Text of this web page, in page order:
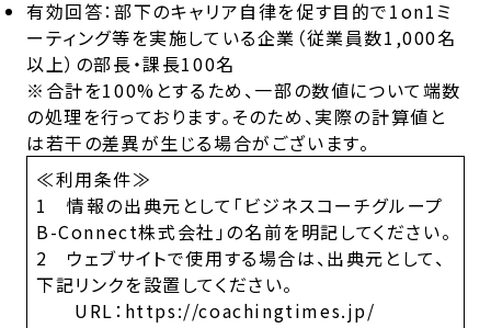
有効回答：部下のキャリア自律を促す目的で1on1ミ
ーティング等を実施している企業（従業員数1,000名
以上）の部長・課長100名
※合計を100%とするため、一部の数値について端数
の処理を行っております。そのため、実際の計算値と
は若干の差異が生じる場合がございます。
≪利用条件≫
1 情報の出典元として「ビジネスコーチグループ
B-Connect株式会社」の名前を明記してください。
2 ウェブサイトで使用する場合は、出典元として、
下記リンクを設置してください。
URL：https://coachingtimes.jp/